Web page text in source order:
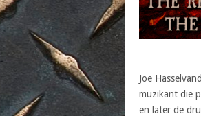
Joe
muzikant die
en later de